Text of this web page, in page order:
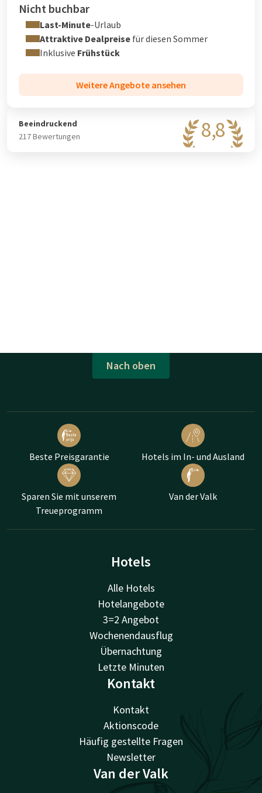
Nicht buchbar
Last-Minute-Urlaub
Attraktive Dealpreise für diesen Sommer
Inklusive Frühstück
Weitere Angebote ansehen
8,8
Beeindruckend
217 Bewertungen
Nach oben
Beste Preisgarantie Hotels im In- und Ausland
Sparen Sie mit unserem
Treueprogramm
Van der Valk
Hotels
Alle Hotels
Hotelangebote
3=2 Angebot
Wochenendausflug
Übernachtung
Letzte Minuten
Kontakt
Kontakt
Aktionscode
Häufig gestellte Fragen
Newsletter
Van der Valk